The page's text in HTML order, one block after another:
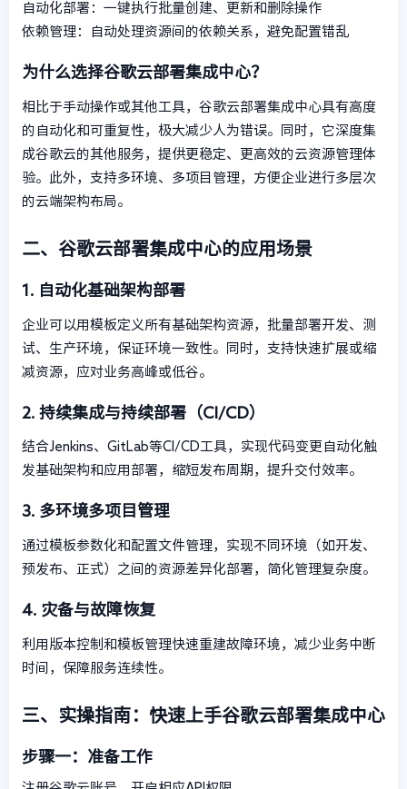
自动化部署：一键执行批量创建、更新和删除操作
依赖管理：自动处理资源间的依赖关系，避免配置错乱
为什么选择谷歌云部署集成中心？
相比于手动操作或其他工具，谷歌云部署集成中心具有高度
的自动化和可重复性，极大减少人为错误。同时，它深度集
成谷歌云的其他服务，提供更稳定、更高效的云资源管理体
验。此外，支持多环境、多项目管理，方便企业进行多层次
的云端架构布局。
二、谷歌云部署集成中心的应用场景
1. 自动化基础架构部署
企业可以用模板定义所有基础架构资源，批量部署开发、测
试、生产环境，保证环境一致性。同时，支持快速扩展或缩
减资源，应对业务高峰或低谷。
2. 持续集成与持续部署（CI/CD）
结合Jenkins、GitLab等CI/CD工具，实现代码变更自动化触
发基础架构和应用部署，缩短发布周期，提升交付效率。
3. 多环境多项目管理
通过模板参数化和配置文件管理，实现不同环境（如开发、
预发布、正式）之间的资源差异化部署，简化管理复杂度。
4. 灾备与故障恢复
利用版本控制和模板管理快速重建故障环境，减少业务中断
时间，保障服务连续性。
三、实操指南：快速上手谷歌云部署集成中心
步骤一：准备工作